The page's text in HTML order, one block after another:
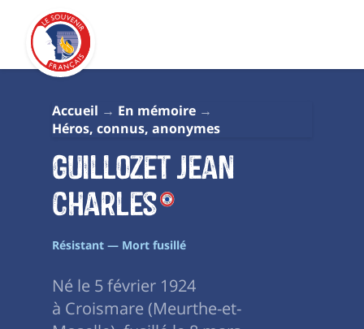
Accueil
En mémoire
Héros, connus, anonymes
Guillozet Jean
Charles
Résistant — Mort fusillé
Né le 5 février 1924
à Croismare (Meurthe-et-